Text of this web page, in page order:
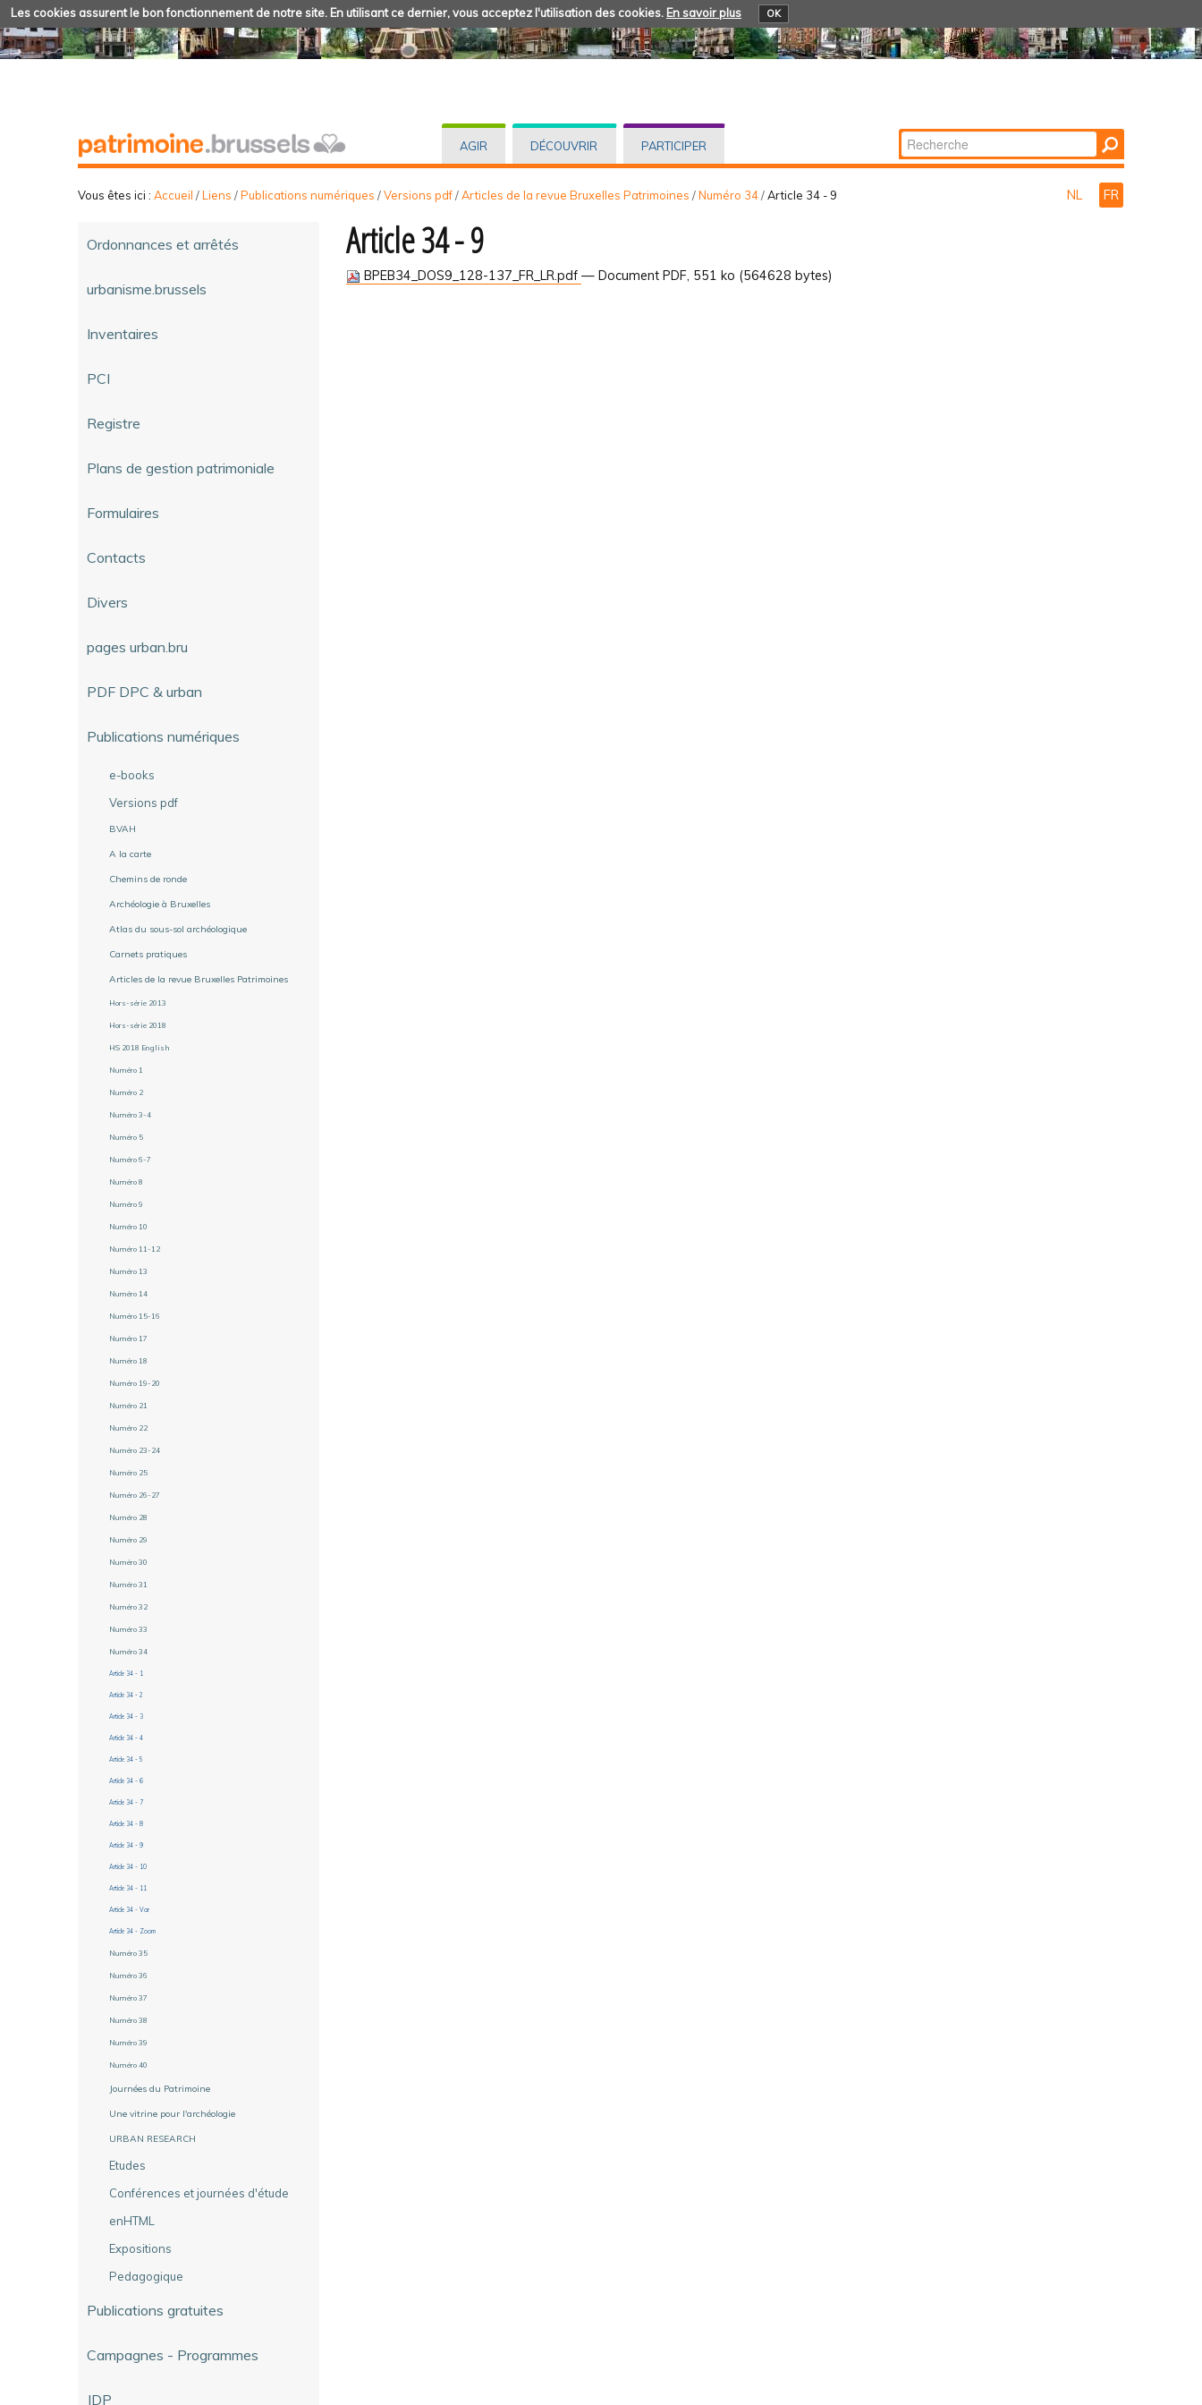
Les cookies assurent le bon fonctionnement de notre site. En utilisant ce dernier, vous acceptez l'utilisation des cookies. En savoir plus OK
AGIR DÉCOUVRIR PARTICIPER Chercher par
Recherche
Vous êtes ici : Accueil /Liens /Publications numériques /Versions pdf/Articles de la revue Bruxelles Patrimoines /Numéro 34/Article 34 - 9 NL FR
Ordonnances et arrêtés
urbanisme.brussels
Inventaires
PCI
Registre
Plans de gestion patrimoniale
Formulaires
Contacts
Divers
pages urban.bru
PDF DPC & urban
Publications numériques
e-books
Versions pdf
BVAH
A la carte
Chemins de ronde
Archéologie à Bruxelles
Atlas du sous-sol archéologique
Carnets pratiques
Articles de la revue Bruxelles Patrimoines
Hors-série 2013
Hors-série 2018
HS 2018 English
Numéro 1
Numéro 2
Numéro 3-4
Numéro 5
Numéro 6-7
Numéro 8
Numéro 9
Numéro 10
Numéro 11-12
Numéro 13
Numéro 14
Numéro 15-16
Numéro 17
Numéro 18
Numéro 19-20
Numéro 21
Numéro 22
Numéro 23-24
Numéro 25
Numéro 26-27
Numéro 28
Numéro 29
Numéro 30
Numéro 31
Numéro 32
Numéro 33
Numéro 34
Article 34 - 1
Article 34 - 2
Article 34 - 3
Article 34 - 4
Article 34 - 5
Article 34 - 6
Article 34 - 7
Article 34 - 8
Article 34 - 9
Article 34 - 10
Article 34 - 11
Article 34 - Var
Article 34 - Zoom
Numéro 35
Numéro 36
Numéro 37
Numéro 38
Numéro 39
Numéro 40
Journées du Patrimoine
Une vitrine pour l'archéologie
URBAN RESEARCH
Etudes
Conférences et journées d'étude
enHTML
Expositions
Pedagogique
Publications gratuites
Campagnes - Programmes
JDP
Article 34 - 9
BPEB34_DOS9_128-137_FR_LR.pdf — Document PDF, 551 ko (564628 bytes)